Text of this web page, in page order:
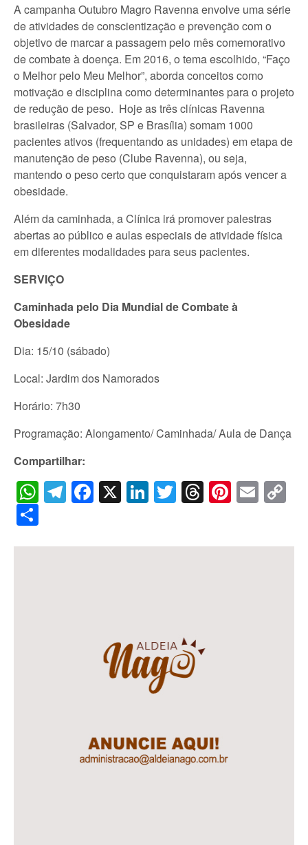
A campanha Outubro Magro Ravenna envolve uma série
de atividades de conscientização e prevenção com o
objetivo de marcar a passagem pelo mês comemorativo
de combate à doença. Em 2016, o tema escolhido, “Faço
o Melhor pelo Meu Melhor”, aborda conceitos como
motivação e disciplina como determinantes para o projeto
de redução de peso. Hoje as três clínicas Ravenna
brasileiras (Salvador, SP e Brasília) somam 1000
pacientes ativos (frequentando as unidades) em etapa de
manutenção de peso (Clube Ravenna), ou seja,
mantendo o peso certo que conquistaram após vencer a
obesidade.
Além da caminhada, a Clínica irá promover palestras
abertas ao público e aulas especiais de atividade física
em diferentes modalidades para seus pacientes.
SERVIÇO
Caminhada pelo Dia Mundial de Combate à
Obesidade
Dia: 15/10 (sábado)
Local: Jardim dos Namorados
Horário: 7h30
Programação: Alongamento/ Caminhada/ Aula de Dança
Compartilhar:
WhatsApp
Telegram
Facebook
X LinkedIn
Twitter
Threads